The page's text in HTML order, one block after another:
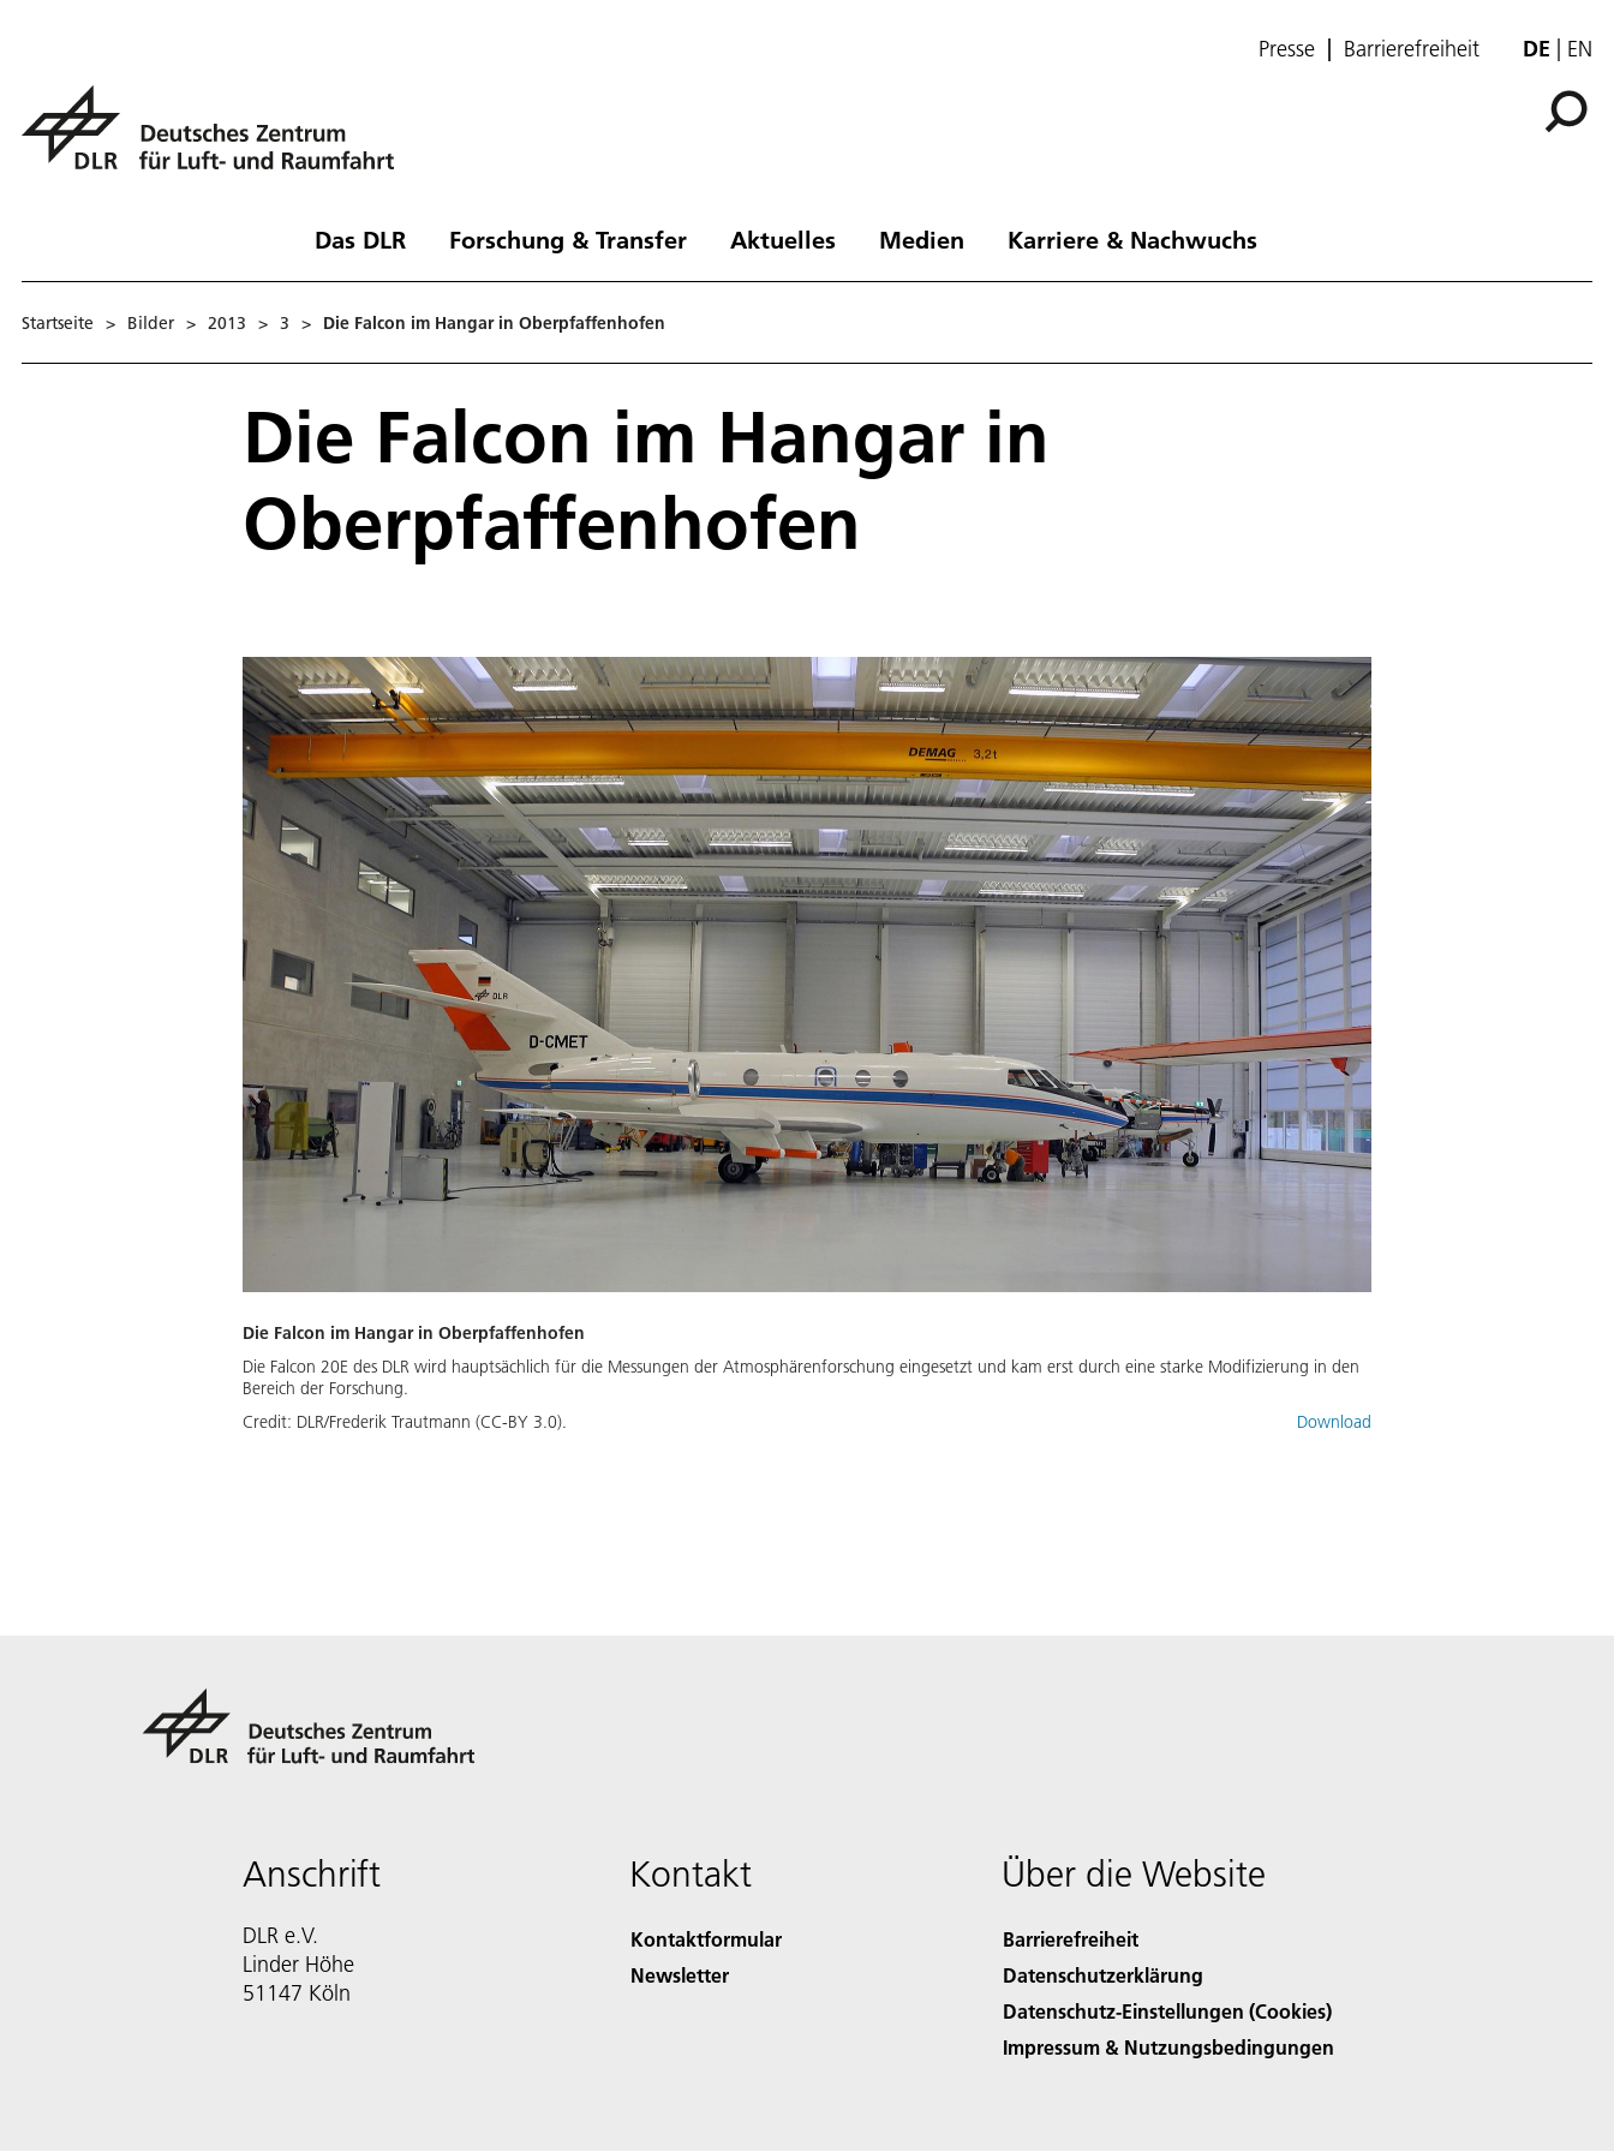
Presse Barrierefreiheit DE EN
Das DLR Forschung & Transfer Aktuelles Medien Karriere & Nachwuchs
Startseite > Bilder > 2013 > 3 > Die Falcon im Hangar in Oberpfaffenhofen
Die Falcon im Hangar in
Oberpfaffenhofen
Die Falcon im Hangar in Oberpfaffenhofen
Die Falcon 20E des DLR wird hauptsächlich für die Messungen der Atmosphärenforschung eingesetzt und kam erst durch eine starke Modifizierung in den
Bereich der Forschung.
Credit: DLR/Frederik Trautmann (CC-BY 3.0). Download
Anschrift
DLR e.V.
Linder Höhe
51147 Köln
Kontakt
Kontaktformular
Newsletter
Über die Website
Barrierefreiheit
Datenschutzerklärung
Datenschutz-Einstellungen (Cookies)
Impressum & Nutzungsbedingungen